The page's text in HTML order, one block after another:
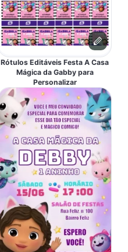
Rótulos Editáveis Festa A Casa
Mágica da Gabby para
Personalizar